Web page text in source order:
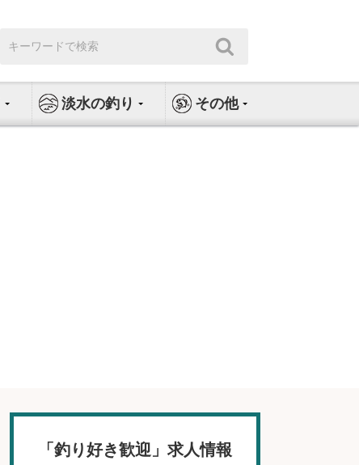
索:
淡水の釣り その他
「釣り好き歓迎」求人情報